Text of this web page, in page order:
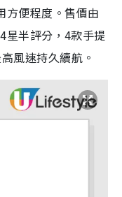
方便程度。售價由
半評分，4款手提
風速持久續航。